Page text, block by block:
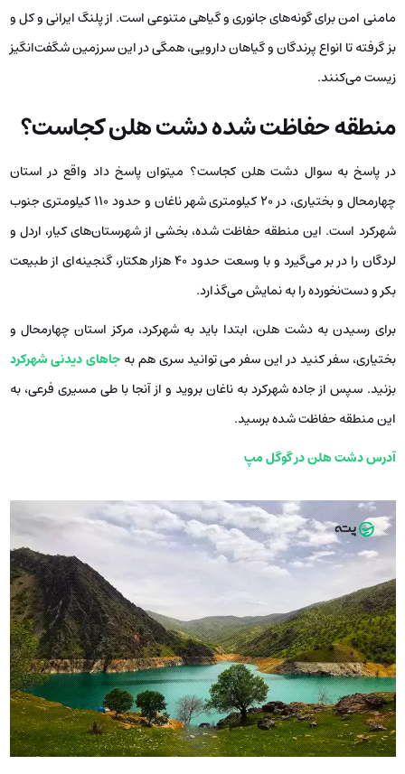
مامنی امن برای گونه‌های جانوری و گیاهی متنوعی است. از پلنگ ایرانی و کل و
بز گرفته تا انواع پرندگان و گیاهان دارویی، همگی در این سرزمین شگفت‌انگیز
زیست می‌کنند.
منطقه حفاظت ‌شده دشت هلن کجاست؟
در پاسخ به سوال دشت هلن کجاست؟ میتوان پاسخ داد واقع در استان
چهارمحال و بختیاری، در ۲۰ کیلومتری شهر ناغان و حدود ۱۱۰ کیلومتری جنوب
شهرکرد است. این منطقه حفاظت ‌شده، بخشی از شهرستان‌های کیار، اردل و
لردگان را در بر می‌گیرد و با وسعت حدود ۴۰ هزار هکتار، گنجینه‌ای از طبیعت
بکر و دست‌نخورده را به نمایش می‌گذارد.
برای رسیدن به دشت هلن، ابتدا باید به شهرکرد، مرکز استان چهارمحال و
بختیاری، سفر کنید در این سفر می توانید سری هم به جاهای دیدنی شهرکرد
بزنید. سپس از جاده شهرکرد به ناغان بروید و از آنجا با طی مسیری فرعی، به
این منطقه حفاظت ‌شده برسید.
آدرس دشت هلن در گوگل مپ